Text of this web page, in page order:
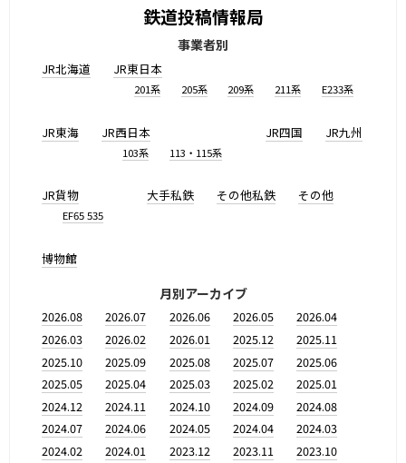
鉄道投稿情報局
事業者別
JR北海道 JR東日本
201系 205系 209系 211系 E233系
JR東海 JR西日本
103系 113・115系
JR四国 JR九州
JR貨物
EF65 535
大手私鉄 その他私鉄 その他
博物館
月別アーカイブ
2026.08 2026.07 2026.06 2026.05
2026.04
2026.03
2026.02 2026.01 2025.12
2025.11
2025.10
2025.09 2025.08 2025.07
2025.06
2025.05
2025.04 2025.03 2025.02
2025.01
2024.12
2024.11 2024.10 2024.09
2024.08
2024.07
2024.06 2024.05 2024.04
2024.03
2024.02
2024.01 2023.12 2023.11
2023.10